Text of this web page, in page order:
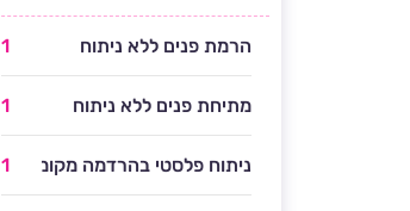
הרמת פנים ללא ניתוח 1
מתיחת פנים ללא ניתוח 1
ניתוח פלסטי בהרדמה מקומית 1